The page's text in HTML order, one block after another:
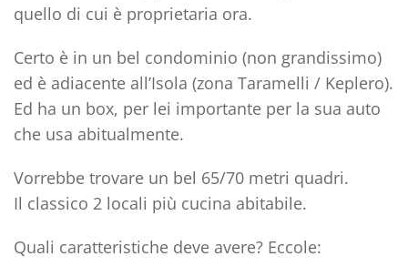
quello di cui è proprietaria ora.
Certo è in un bel condominio (non grandissimo)
ed è adiacente all’Isola (zona Taramelli / Keplero).
Ed ha un box, per lei importante per la sua auto
che usa abitualmente.
Vorrebbe trovare un bel 65/70 metri quadri.
Il classico 2 locali più cucina abitabile.
Quali caratteristiche deve avere? Eccole: